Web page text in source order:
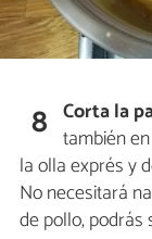
8 Corta la
también
la olla exprés y
No necesitará
de pollo, podrás